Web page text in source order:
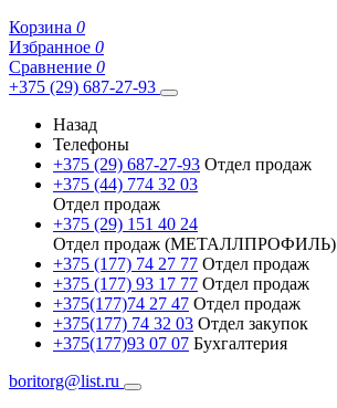
Корзина 0
Избранное 0
Сравнение 0
+375 (29) 687-27-93
Назад
Телефоны
+375 (29) 687-27-93 Отдел продаж
+375 (44) 774 32 03
Отдел продаж
+375 (29) 151 40 24
Отдел продаж (МЕТАЛЛПРОФИЛЬ)
+375 (177) 74 27 77 Отдел продаж
+375 (177) 93 17 77 Отдел продаж
+375(177)74 27 47 Отдел продаж
+375(177) 74 32 03 Отдел закупок
+375(177)93 07 07 Бухгалтерия
boritorg@list.ru